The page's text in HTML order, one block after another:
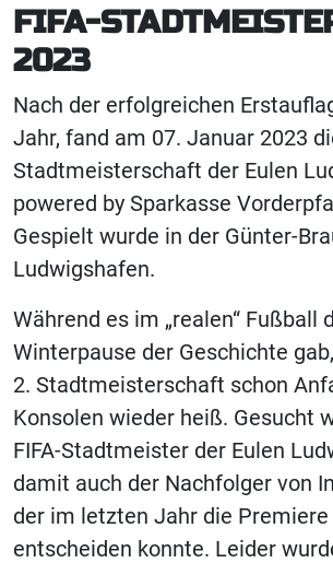
FIFA-
2023
Nach der erfolgreichen
Jahr, fand am 07. Januar 2023
Stadtmeisterschaft der Eulen
powered by Sparkasse
Gespielt wurde in der Günter-
Ludwigshafen.
Während es im „realen“ Fußball
Winterpause der Geschichte
2. Stadtmeisterschaft schon
Konsolen wieder heiß. Gesucht
FIFA-Stadtmeister der Eulen
damit auch der Nachfolger von
der im letzten Jahr die
entscheiden konnte. Leider